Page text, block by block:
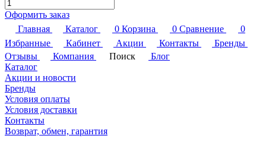
Оформить заказ
Главная
Каталог 0 Корзина 0 Сравнение
0
Избранные
Кабинет Акции Контакты
Бренды
Отзывы
Компания Поиск
Блог
Каталог
Акции и новости
Бренды
Условия оплаты
Условия доставки
Контакты
Возврат, обмен, гарантия